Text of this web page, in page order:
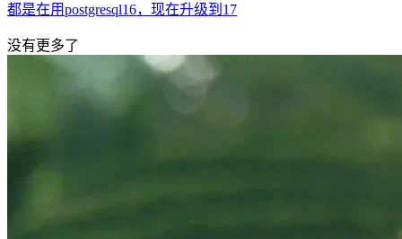
都是在用postgresql16，现在升级到17
没有更多了